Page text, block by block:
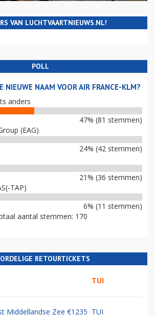
VAN LUCHTVAARTNIEUWS.NL!
POLL
NIEUWE NAAM VOOR AIR FRANCE-KLM?
anders
47% (81 stemmen)
(EAG)
24% (42 stemmen)
21% (36 stemmen)
TAP)
6% (11 stemmen)
aantal stemmen: 170
RETOURTICKETS
TUI
Middellandse Zee €1235 TUI